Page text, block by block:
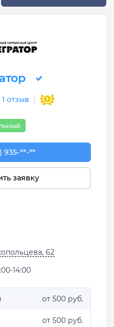
1 отзыв
935-01-01
935-**-**
заявку
62
14:00
от 500 руб.
от 500 руб.